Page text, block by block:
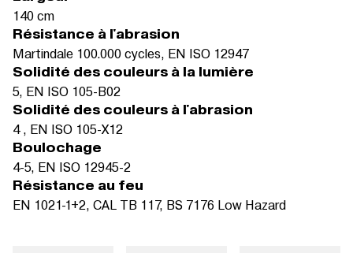
140 cm
Résistance à l'abrasion
Martindale 100.000 cycles, EN ISO 12947
Solidité des couleurs à la lumière
5, EN ISO 105-B02
Solidité des couleurs à l'abrasion
4 , EN ISO 105-X12
Boulochage
4-5, EN ISO 12945-2
Résistance au feu
EN 1021-1+2, CAL TB 117, BS 7176 Low Hazard